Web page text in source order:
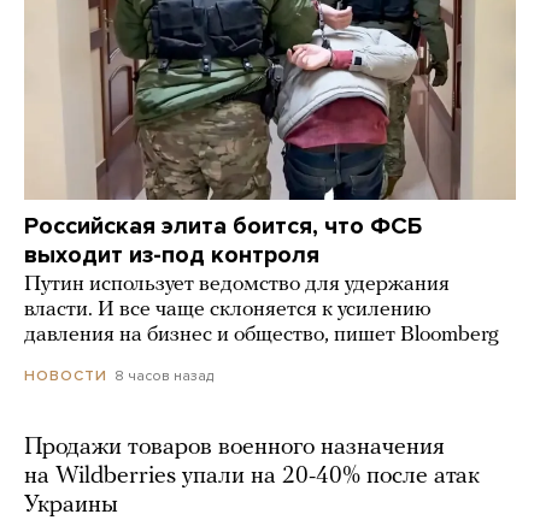
Российская элита боится, что ФСБ
выходит из-под контроля
Путин использует ведомство для удержания
власти. И все чаще склоняется к усилению
давления на бизнес и общество, пишет Bloomberg
НОВОСТИ 8 часов назад
Продажи товаров военного назначения
на Wildberries упали на 20-40% после атак
Украины